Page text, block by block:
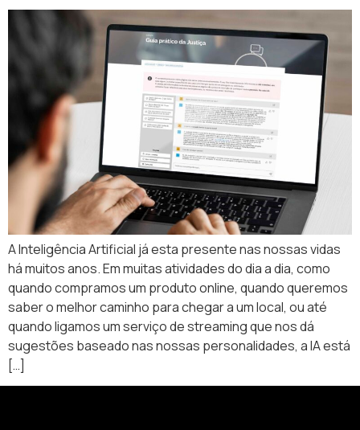
A Inteligência Artificial já esta presente nas nossas vidas
há muitos anos. Em muitas atividades do dia a dia, como
quando compramos um produto online, quando queremos
saber o melhor caminho para chegar a um local, ou até
quando ligamos um serviço de streaming que nos dá
sugestões baseado nas nossas personalidades, a IA está
[…]